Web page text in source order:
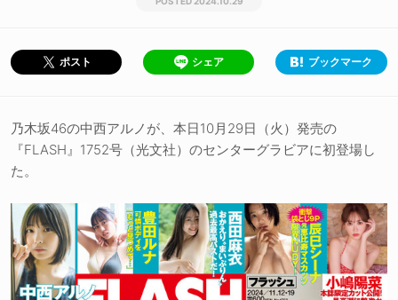
ポスト シェア ブックマーク
乃木坂46の中西アルノが、本日10月29日（火）発売の
『FLASH』1752号（光文社）のセンターグラビアに初登場し
た。